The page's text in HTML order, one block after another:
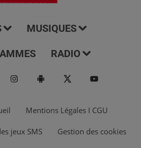
MUSIQUES
RADIO
Mentions Légales I CGU
jeux SMS Gestion des cookies